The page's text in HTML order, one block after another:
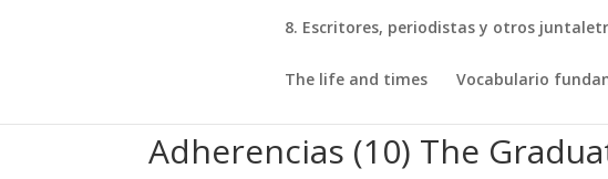
8. Escritores, periodistas y otros
The life and times Vocabulario
Adherencias (10) The